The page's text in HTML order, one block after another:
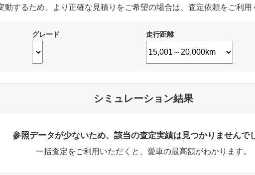
動するため、より正確な見積りをご希望の場合は、査定依頼をご利用
グレード 走行距離
シミュレーション結果
参照データが少ないため、該当の査定実績は見つかりませんで
一括査定をご利用いただくと、愛車の最高額がわかります。